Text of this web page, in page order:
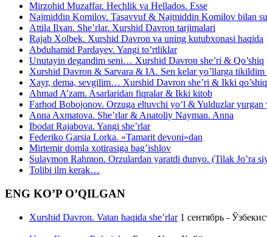
Mirzohid Muzaffar. Hechlik va Hellados. Esse
Najmiddin Komilov. Tasavvuf & Najmiddin Komilov bilan
Attila Ilxan. She’rlar. Xurshid Davron tarjimalari
Rajab Xolbek. Xurshid Davron va uning kutubxonasi haqida
Abduhamid Pardayev. Yangi to’rtliklar
Unutayin degandim seni… Xurshid Davron she’ri & Qo’shiq
Xurshid Davron & Sarvara & IA. Sen kelar yo’llarga
Xayr, dema, sevgilim… Xurshid Davron she’ri & Ikki qo’shiq
Ahmad A’zam. Asarlaridan fiqralar & Ikki kitob
Farhod Bobojonov. Orzuga eltuvchi yo‘l & Yulduzlar yurgan
Anna Axmatova. She’rlar & Anatoliy Nayman. Anna
Ibodat Rajabova. Yangi she’rlar
Federiko Garsia Lorka. «Tamarit devoni»dan
Mirtemir domla xotirasiga bag’ishlov
Sulaymon Rahmon. Orzulardan yaratdi dunyo. (Tilak Jo’ra
Tolibi ilm kerak…
ENG KO’P O’QILGAN
Xurshid Davron. Vatan haqida she’rlar1 сентябрь -